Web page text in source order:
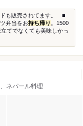
ドも販売されてます。 ■
弁当をお持ち帰り
。1500
てでなくても美味しかっ
ネパール料理